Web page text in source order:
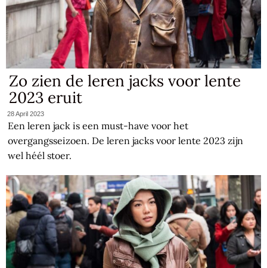
Zo zien de leren jacks voor lente
2023 eruit
28 April 2023
Een leren jack is een must-have voor het
overgangsseizoen. De leren jacks voor lente 2023 zijn
wel héél stoer.